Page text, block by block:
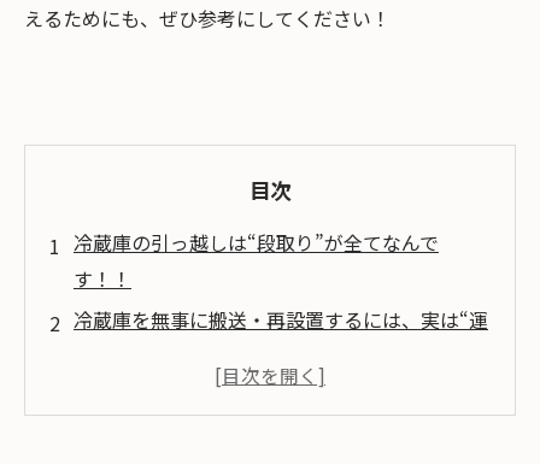
えるためにも、ぜひ参考にしてください！
目次
冷蔵庫の引っ越しは“段取り”が全てなんで
す！！
冷蔵庫を無事に搬送・再設置するには、実は“運